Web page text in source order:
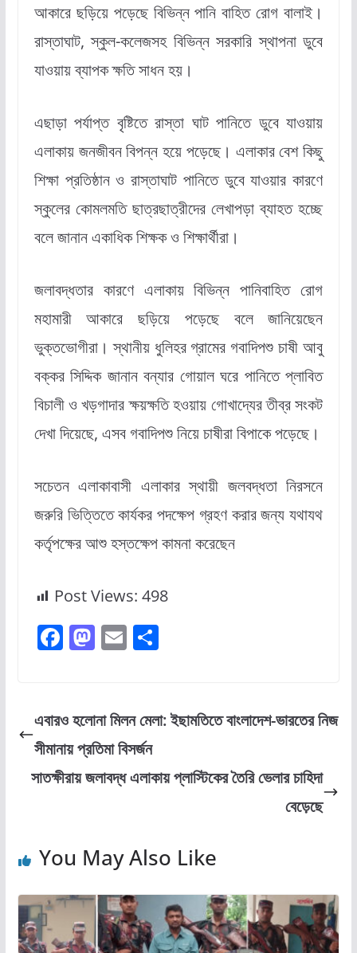
আকারে ছড়িয়ে পড়েছে বিভিন্ন পানি বাহিত রোগ বালাই।
রাস্তাঘাট, স্কুল-কলেজসহ বিভিন্ন সরকারি স্থাপনা ডুবে
যাওয়ায় ব্যাপক ক্ষতি সাধন হয়।
এছাড়া পর্যাপ্ত বৃষ্টিতে রাস্তা ঘাট পানিতে ডুবে যাওয়ায়
এলাকায় জনজীবন বিপন্ন হয়ে পড়েছে। এলাকার বেশ কিছু
শিক্ষা প্রতিষ্ঠান ও রাস্তাঘাট পানিতে ডুবে যাওয়ার কারণে
স্কুলের কোমলমতি ছাত্রছাত্রীদের লেখাপড়া ব্যাহত হচ্ছে
বলে জানান একাধিক শিক্ষক ও শিক্ষার্থীরা।
জলাবদ্ধতার কারণে এলাকায় বিভিন্ন পানিবাহিত রোগ
মহামারী আকারে ছড়িয়ে পড়েছে বলে জানিয়েছেন
ভুক্তভোগীরা। স্থানীয় ধুলিহর গ্রামের গবাদিপশু চাষী আবু
বক্কর সিদ্দিক জানান বন্যার গোয়াল ঘরে পানিতে প্লাবিত
বিচালী ও খড়গাদার ক্ষয়ক্ষতি হওয়ায় গোখাদ্যের তীব্র সংকট
দেখা দিয়েছে, এসব গবাদিপশু নিয়ে চাষীরা বিপাকে পড়েছে।
সচেতন এলাকাবাসী এলাকার স্থায়ী জলবদ্ধতা নিরসনে
জরুরি ভিত্তিতে কার্যকর পদক্ষেপ গ্রহণ করার জন্য যথাযথ
কর্তৃপক্ষের আশু হস্তক্ষেপ কামনা করেছেন
Post Views: 498
F
e
b
o
o
M
o
d
o
n
E
l
S
e
এবারও হলোনা মিলন মেলা: ইছামতিতে বাংলাদেশ-ভারতের নিজ
সীমানায় প্রতিমা বিসর্জন
সাতক্ষীরায় জলাবদ্ধ এলাকায় প্লাস্টিকের তৈরি ভেলার চাহিদা
বেড়েছে
You May Also Like